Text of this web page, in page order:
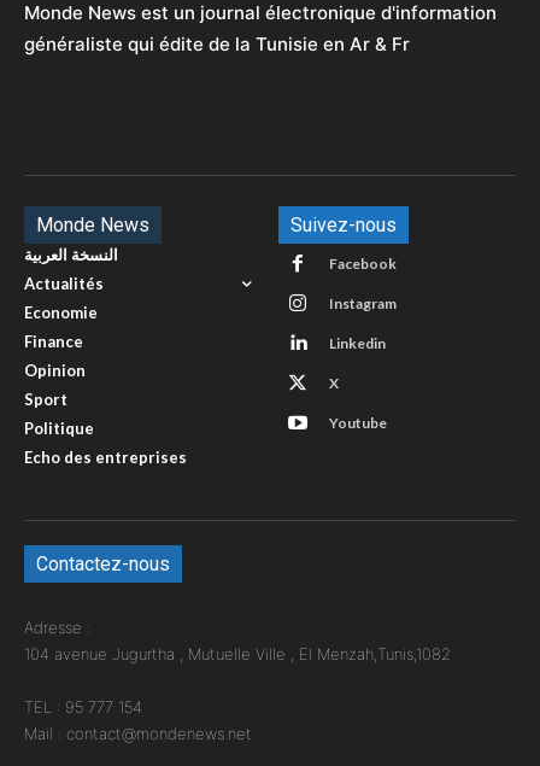
Monde News est un journal électronique d'information
généraliste qui édite de la Tunisie en Ar & Fr
Monde News
النسخة العربية
Actualités
Economie
Finance
Opinion
Sport
Politique
Echo des entreprises
Suivez-nous
Facebook
Instagram
Linkedin
X
Youtube
Contactez-nous
Adresse :
104 avenue Jugurtha , Mutuelle Ville , El Menzah,Tunis,1082
TEL : 95 777 154
Mail : contact@mondenews.net